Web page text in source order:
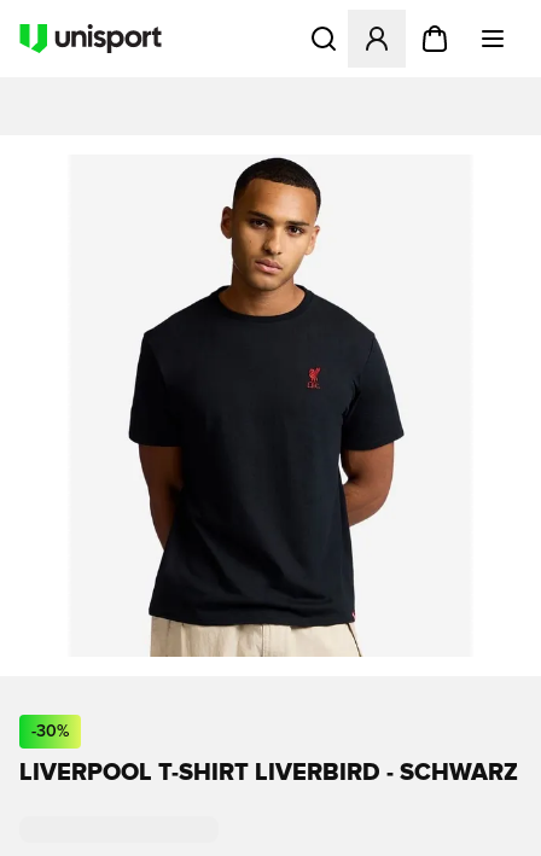
Öffnet ein Fenster zum
-30%
LIVERPOOL T-SHIRT LIVERBIRD - SCHWARZ